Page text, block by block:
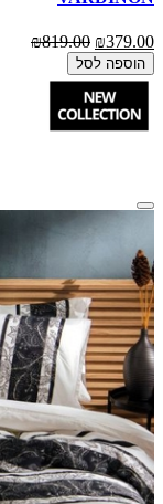
₪379.00
₪819.00
הוספה לסל